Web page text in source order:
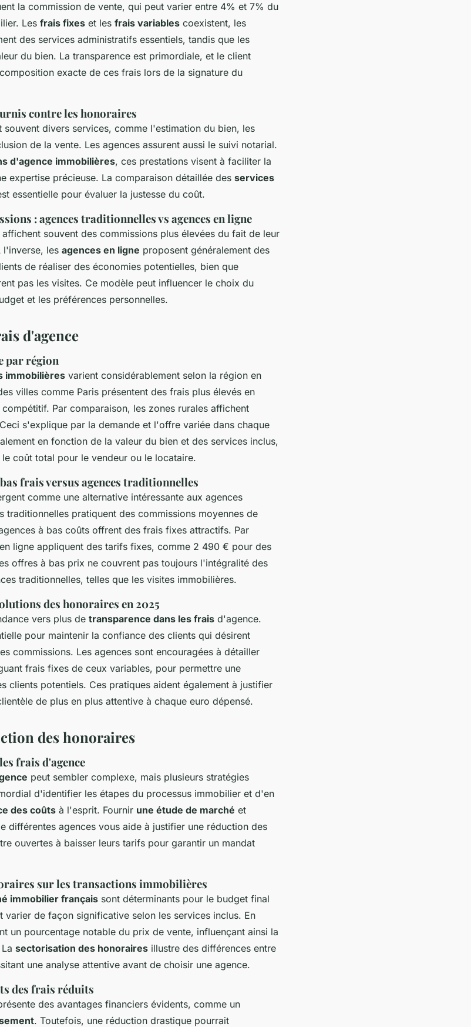
la commission de vente, qui peut varier entre 4% et 7% du
Les frais fixes et les frais variables coexistent, les
des services administratifs essentiels, tandis que les
du bien. La transparence est primordiale, et le client
exacte de ces frais lors de la signature du
contre les honoraires
divers services, comme l'estimation du bien, les
de la vente. Les agences assurent aussi le suivi notarial.
d'agence immobilières, ces prestations visent à faciliter la
expertise précieuse. La comparaison détaillée des services
essentielle pour évaluer la justesse du coût.
: agences traditionnelles vs agences en ligne
affichent souvent des commissions plus élevées du fait de leur
l'inverse, les agences en ligne proposent généralement des
de réaliser des économies potentielles, bien que
pas les visites. Ce modèle peut influencer le choix du
et les préférences personnelles.
d'agence
par région
immobilières varient considérablement selon la région en
villes comme Paris présentent des frais plus élevés en
Par comparaison, les zones rurales affichent
s'explique par la demande et l'offre variée dans chaque
en fonction de la valeur du bien et des services inclus,
coût total pour le vendeur ou le locataire.
frais versus agences traditionnelles
comme une alternative intéressante aux agences
traditionnelles pratiquent des commissions moyennes de
à bas coûts offrent des frais fixes attractifs. Par
ligne appliquent des tarifs fixes, comme 2 490 € pour des
offres à bas prix ne couvrent pas toujours l'intégralité des
traditionnelles, telles que les visites immobilières.
des honoraires en 2025
vers plus de transparence dans les frais d'agence.
pour maintenir la confiance des clients qui désirent
commissions. Les agences sont encouragées à détailler
frais fixes de ceux variables, pour permettre une
clients potentiels. Ces pratiques aident également à justifier
de plus en plus attentive à chaque euro dépensé.
des honoraires
frais d'agence
peut sembler complexe, mais plusieurs stratégies
d'identifier les étapes du processus immobilier et d'en
des coûts à l'esprit. Fournir une étude de marché et
différentes agences vous aide à justifier une réduction des
ouvertes à baisser leurs tarifs pour garantir un mandat
sur les transactions immobilières
immobilier français sont déterminants pour le budget final
varier de façon significative selon les services inclus. En
un pourcentage notable du prix de vente, influençant ainsi la
sectorisation des honoraires illustre des différences entre
une analyse attentive avant de choisir une agence.
des frais réduits
des avantages financiers évidents, comme un
. Toutefois, une réduction drastique pourrait